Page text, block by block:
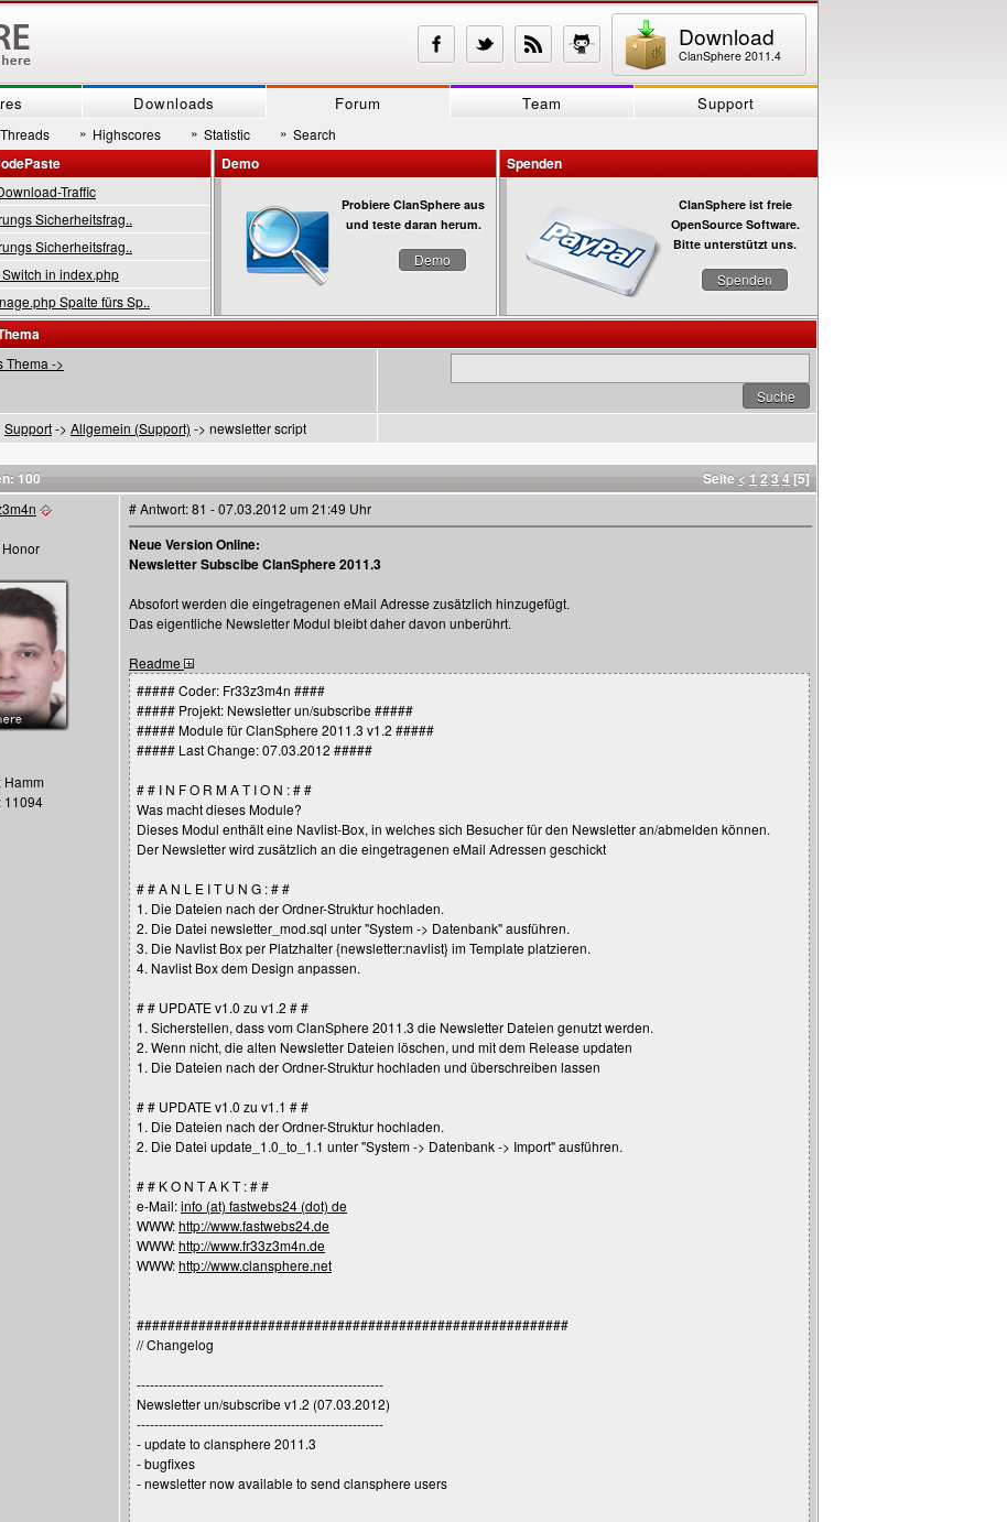
Download
ClanSphere 2011.4
Downloads Forum Team Support
» Highscores » Statistic » Search
Traffic
Sicherheitsfrag..
Sicherheitsfrag..
in index.php
Spalte fürs Sp..
Demo
Probiere ClanSphere aus
und teste daran herum.
Demo
Spenden
ClanSphere ist freie
OpenSource Software.
Bitte unterstützt uns.
Spenden
Thema ->
Support-> Allgemein (Support) -> newsletter script
100 Seite < 1 23 4 [5]
Hamm
11094
# Antwort: 81 - 07.03.2012 um 21:49 Uhr
Neue Version Online:
Newsletter Subscibe ClanSphere 2011.3
Absofort werden die eingetragenen eMail Adresse zusätzlich hinzugefügt.
Das eigentliche Newsletter Modul bleibt daher davon unberührt.
Readme
##### Coder: Fr33z3m4n ####
##### Projekt: Newsletter un/subscribe #####
##### Module für ClanSphere 2011.3 v1.2 #####
##### Last Change: 07.03.2012 #####
# # I N F O R M A T I O N : # #
Was macht dieses Module?
Dieses Modul enthält eine Navlist-Box, in welches sich Besucher für den Newsletter an/abmelden können.
Der Newsletter wird zusätzlich an die eingetragenen eMail Adressen geschickt
# # A N L E I T U N G : # #
1. Die Dateien nach der Ordner-Struktur hochladen.
2. Die Datei newsletter_mod.sql unter "System -> Datenbank" ausführen.
3. Die Navlist Box per Platzhalter {newsletter:navlist} im Template platzieren.
4. Navlist Box dem Design anpassen.
# # UPDATE v1.0 zu v1.2 # #
1. Sicherstellen, dass vom ClanSphere 2011.3 die Newsletter Dateien genutzt werden.
2. Wenn nicht, die alten Newsletter Dateien löschen, und mit dem Release updaten
1. Die Dateien nach der Ordner-Struktur hochladen und überschreiben lassen
# # UPDATE v1.0 zu v1.1 # #
1. Die Dateien nach der Ordner-Struktur hochladen.
2. Die Datei update_1.0_to_1.1 unter "System -> Datenbank -> Import" ausführen.
# # K O N T A K T : # #
e-Mail:info (at) fastwebs24 (dot) de
WWW:http://www.fastwebs24.de
WWW:http://www.fr33z3m4n.de
WWW:http://www.clansphere.net
########################################################
// Changelog
--------------------------------------------------------
Newsletter un/subscribe v1.2 (07.03.2012)
--------------------------------------------------------
- update to clansphere 2011.3
- bugfixes
- newsletter now available to send clansphere users